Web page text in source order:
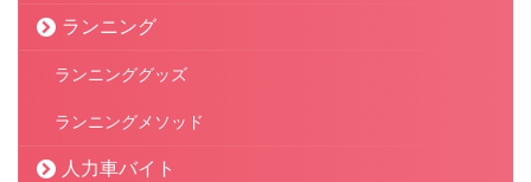
ランニング
ランニンググッズ
ランニングメソッド
人力車バイト